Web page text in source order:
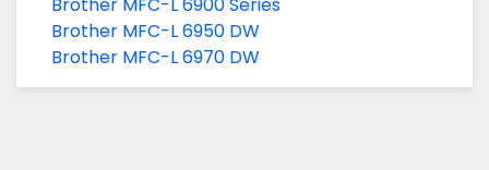
Brother MFC-L 6900 Series
Brother MFC-L 6950 DW
Brother MFC-L 6970 DW